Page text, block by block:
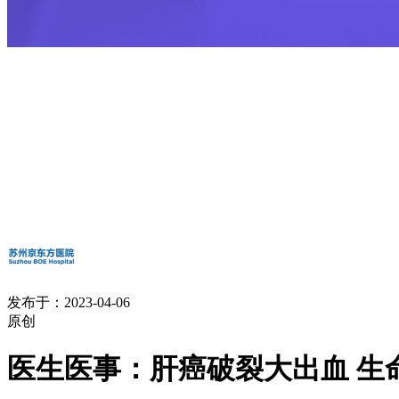
发布于：2023-04-06
原创
医生医事：肝癌破裂大出血 生